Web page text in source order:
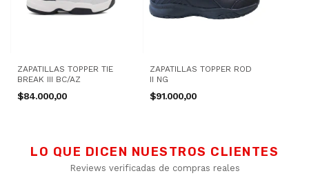
ZAPATILLAS TOPPER TIE
BREAK III BC/AZ
$84.000,00
ZAPATILLAS TOPPER ROD
II NG
$91.000,00
LO QUE DICEN NUESTROS CLIENTES
Reviews verificadas de compras reales